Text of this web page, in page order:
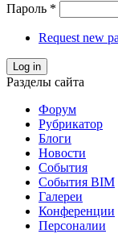
Пароль *
Request new
Log in
Разделы сайта
Форум
Рубрикатор
Блоги
Новости
События
События BIM
Галереи
Конференции
Персоналии